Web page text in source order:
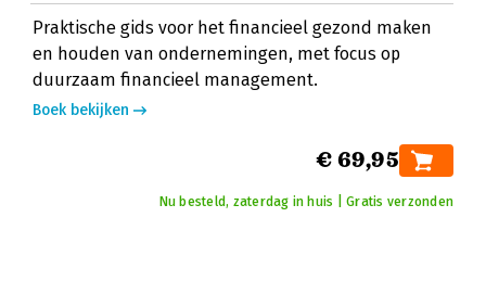
Praktische gids voor het financieel gezond maken
en houden van ondernemingen, met focus op
duurzaam financieel management.
Boek bekijken
€ 69,95
Nu besteld, zaterdag in huis | Gratis verzonden